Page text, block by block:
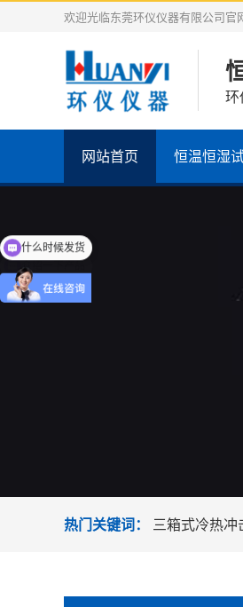
欢迎光临东莞环仪仪器有限公司官
环
网站首页 恒温恒湿
热门关键词： 三箱式冷热冲
介绍一下产品